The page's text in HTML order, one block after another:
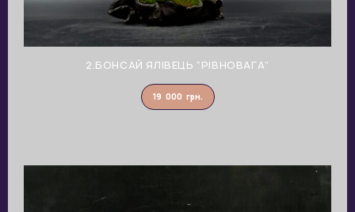
2.БОНСАЙ ЯЛІВЕЦЬ “РІВНОВАГА”
19 000 грн.